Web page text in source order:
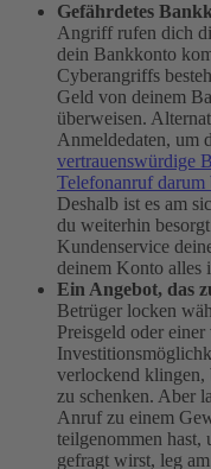
Gefährdetes
Angriff rufen dich
dein Bankkonto
Cyberangriffs
Geld von deinem
überweisen.
Anmeldedaten, um
vertrauenswürdige
Telefonanruf darum
Deshalb ist es am
du weiterhin
Kundenservice
deinem Konto alles
Ein Angebot, das
Betrüger locken
Preisgeld oder
verlockend klingen,
zu schenken. Aber
Anruf zu einem
teilgenommen hast,
gefragt wirst, leg